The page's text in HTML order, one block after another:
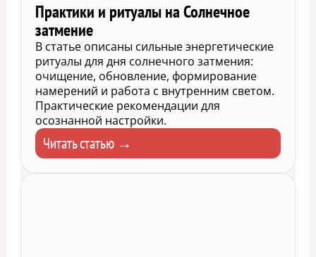
Практики и ритуалы на Солнечное
затмение
В статье описаны сильные энергетические
ритуалы для дня солнечного затмения:
очищение, обновление, формирование
намерений и работа с внутренним светом.
Практические рекомендации для
осознанной настройки.
Читать статью →